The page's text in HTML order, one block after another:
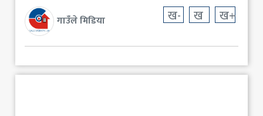
ट्राभल
मनोरञ्जन
खेलकुद
गाउँले मिडिया ख- ख ख+